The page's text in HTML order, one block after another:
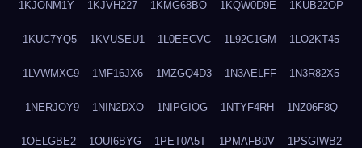
1KJONM1Y 1KJVH227 1KMG68BO 1KQW0D9E 1KUB22OP
1KUC7YQ5 1KVUSEU1 1L0EECVC 1L92C1GM 1LO2KT45
1LVWMXC9 1MF16JX6 1MZGQ4D3 1N3AELFF 1N3R82X5
1NERJOY9 1NIN2DXO 1NIPGIQG 1NTYF4RH 1NZ06F8Q
1OELGBE2 1OUI6BYG 1PET0A5T 1PMAFB0V 1PSGIWB2